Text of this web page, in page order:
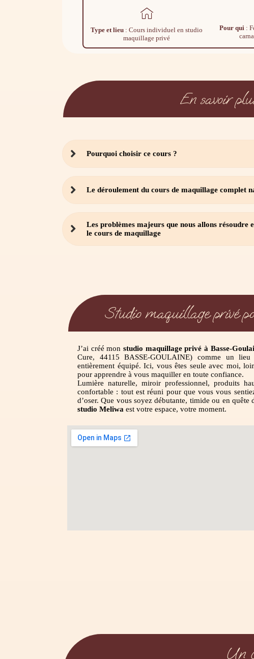
Type et lieu : Cours individuel en studio
maquillage privé
Pour qui :
En savoir
Pourquoi choisir ce cours ?
Le déroulement du cours de maquillage complet
Les problèmes majeurs que nous allons résoudre
le cours de maquillage
Studio maquillage privé
J’ai créé monstudio maquillage privé à Basse-
Cure, 44115 BASSE-GOULAINE) comme un lieu
entièrement équipé. Ici, vous êtes seule avec moi,
pour apprendre à vous maquiller en toute confiance.
Lumière naturelle, miroir professionnel, produits
confortable : tout est réuni pour que vous vous
d’oser. Que vous soyez débutante, timide ou en quête
studio Meliwa est votre espace, votre moment.
Un